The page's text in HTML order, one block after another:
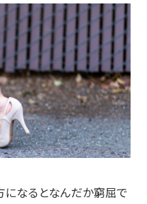
になるとなんだか窮屈で